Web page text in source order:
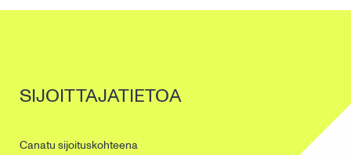
SIJOITTAJATIETOA
Canatu sijoituskohteena